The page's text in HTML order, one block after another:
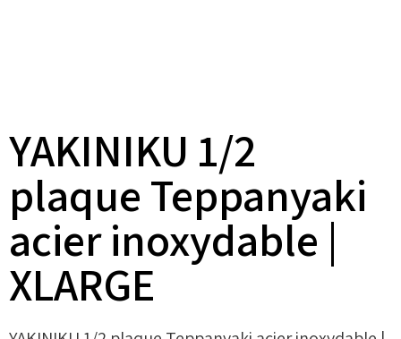
YAKINIKU 1/2
plaque Teppanyaki
acier inoxydable |
XLARGE